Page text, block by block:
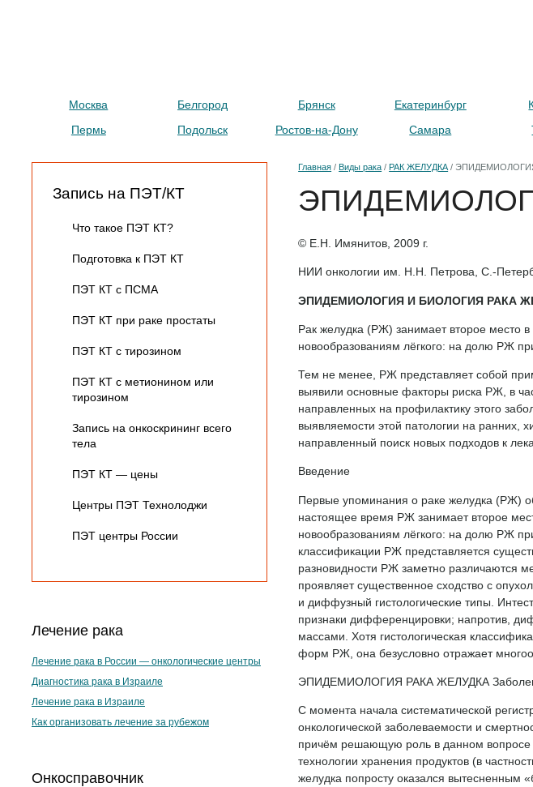
Москва Белгород Брянск Екатеринбург
Пермь
Подольск Ростов-на-Дону Самара
Запись на ПЭТ/КТ
Что такое ПЭТ КТ?
Подготовка к ПЭТ КТ
ПЭТ КТ с ПСМА
ПЭТ КТ при раке простаты
ПЭТ КТ с тирозином
ПЭТ КТ с метионином или
тирозином
Запись на онкоскрининг всего
тела
ПЭТ КТ — цены
Центры ПЭТ Технолоджи
ПЭТ центры России
Лечение рака
Лечение рака в России — онкологические центры
Диагностика рака в Израиле
Лечение рака в Израиле
Как организовать лечение за рубежом
Онкосправочник
Главная / Виды рака / РАК ЖЕЛУДКА /
© Е.Н. Имянитов, 2009 г.
НИИ онкологии им. Н.Н. Петрова, С.-
ЭПИДЕМИОЛОГИЯ И БИОЛОГИЯ РАКА
Рак желудка (РЖ) занимает второе место в
новообразованиям лёгкого: на долю РЖ
Тем не менее, РЖ представляет собой
выявили основные факторы риска РЖ, в
направленных на профилактику этого
выявляемости этой патологии на ранних,
направленный поиск новых подходов к
Введение
Первые упоминания о раке желудка (РЖ)
настоящее время РЖ занимает второе
новообразованиям лёгкого: на долю РЖ
классификации РЖ представляется
разновидности РЖ заметно различаются
проявляет существенное сходство с
и диффузный гистологические типы.
признаки дифференцировки; напротив,
массами. Хотя гистологическая
форм РЖ, она безусловно отражает
ЭПИДЕМИОЛОГИЯ РАКА ЖЕЛУДКА
С момента начала систематической
онкологической заболеваемости и
причём решающую роль в данном вопросе
технологии хранения продуктов (в
желудка попросту оказался вытесненным